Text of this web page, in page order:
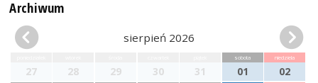
Archiwum
sierpień 2026
27 28 29 30 31
sobota
01
niedziela
02